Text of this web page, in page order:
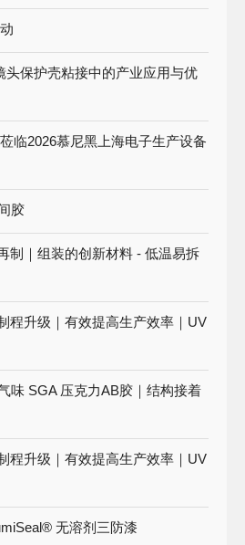
头保护壳粘接中的产业应用与优
临2026慕尼黑上海电子生产设备
胶
制｜组装的创新材料 - 低温易拆
程升级｜有效提高生产效率｜UV
味 SGA 压克力AB胶｜结构接着
程升级｜有效提高生产效率｜UV
无溶剂三防漆